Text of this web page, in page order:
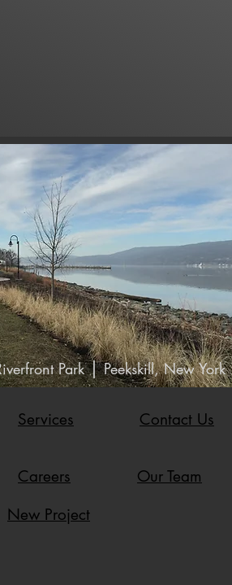
Park|Peekskill, New York
Services Contact Us
Careers Our Team
New Project